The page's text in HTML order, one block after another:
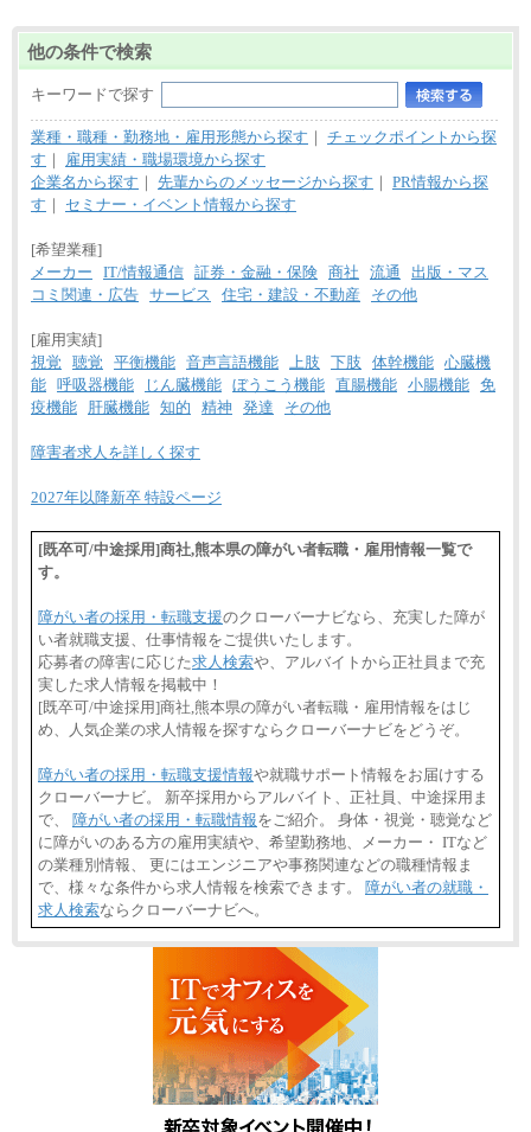
総合職 月給205,000～225,000円＋地域間調整給
エリア総合職 月給185,000円＋地域間調整給
※詳細はJTBキャリアサイトよりご確認ください。
■(株)JTBデータサービス ※2027年新卒募集終了
総合職 月給186,000～194,000円＋地域手当
※詳細はJTBキャリアサイトよりご確認ください。
■I&Jデジタルイノベーション(株)
総合職 月給224,500～242,600円＋地域手当
※詳細はJTBキャリアサイトよりご確認ください。
■(株)JTBビジネストランスフォーム
有期契約職 月給185,000～195,000円
※詳細はJTBキャリアサイトよりご確認ください。
総合職 月給241,000円
中途：
①月給227,000円以上
②月給212,000円以上
④月給23万円～37万円
⑤月給20万円～25万円
⑦月給271,000円以上
⑯月給185,000円以上
⑰月給237,000円以上
以上
⑳月給205,000円以上
㉑月給185,000 円以上
㉒月給185,000 円以上
㉓月給224,500円以上
※全コース共通※ 能力・経験・勤務地などにより
異なります
※試用期間中も給与に変更はございません。
他の条件で検索
キーワードで探す
業種・職種・勤務地・雇用形態から探す ｜ チェックポイントから探
す ｜
雇用実績・職場環境から探す
企業名から探す ｜ 先輩からのメッセージから探す ｜ PR情報から探
す ｜ セミナー・イベント情報から探す
[希望業種]
メーカー
IT/情報通信 証券・金融・保険 商社 流通
出版・マス
コミ関連・広告 サービス 住宅・建設・不動産 その他
[雇用実績]
視覚
聴覚 平衡機能 音声言語機能 上肢 下肢 体幹機能 心臓機
能 呼吸器機能 じん臓機能 ぼうこう機能 直腸機能 小腸機能 免
疫機能
肝臓機能 知的 精神 発達 その他
障害者求人を詳しく探す
2027年以降新卒 特設ページ
[既卒可/中途採用]商社,熊本県の障がい者転職・雇用情報一覧で
す。
障がい者の採用・転職支援のクローバーナビなら、充実した障が
い者就職支援、仕事情報をご提供いたします。
応募者の障害に応じた求人検索や、アルバイトから正社員まで充
実した求人情報を掲載中！
[既卒可/中途採用]商社,熊本県の障がい者転職・雇用情報をはじ
め、人気企業の求人情報を探すならクローバーナビをどうぞ。
障がい者の採用・転職支援情報や就職サポート情報をお届けする
クローバーナビ。 新卒採用からアルバイト、正社員、中途採用ま
で、 障がい者の採用・転職情報をご紹介。 身体・視覚・聴覚など
に障がいのある方の雇用実績や、希望勤務地、メーカー・ ITなど
の業種別情報、 更にはエンジニアや事務関連などの職種情報ま
で、様々な条件から求人情報を検索できます。 障がい者の就職・
求人検索ならクローバーナビへ。